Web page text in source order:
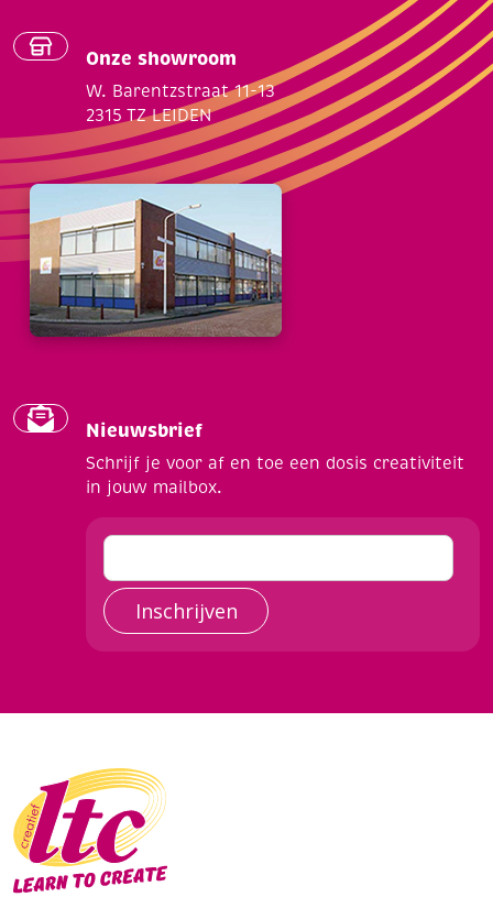
Onze showroom
W. Barentzstraat 11-13
2315 TZ LEIDEN
Nieuwsbrief
Schrijf je voor af en toe een dosis creativiteit
in jouw mailbox.
Inschrijven